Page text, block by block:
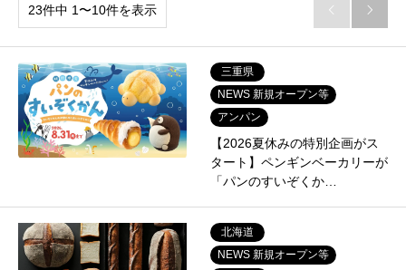
23件中 1〜10件を表示  
三重県
NEWS 新規オープン等
アンパン
【2026夏休みの特別企画がス
タート】ペンギンベーカリーが
「パンのすいぞくか…
北海道
NEWS 新規オープン等